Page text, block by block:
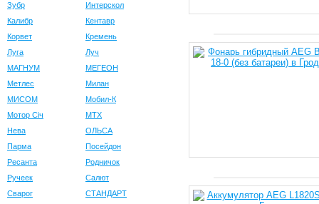
Зубр
Интерскол
Калибр
Кентавр
Корвет
Кремень
Луга
Луч
МАГНУМ
МЕГЕОН
Метлес
Милан
МИСОМ
Мобил-К
Мотор Сiч
МТХ
Нева
ОЛЬСА
Парма
Посейдон
Ресанта
Родничок
Ручеек
Салют
Сварог
СТАНДАРТ